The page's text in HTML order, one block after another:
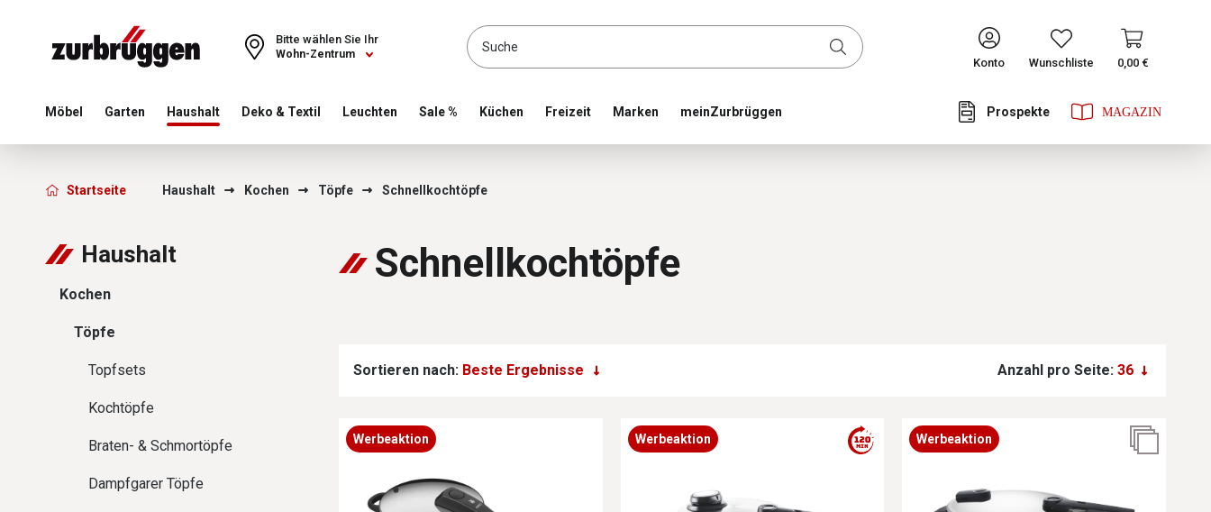
Choose a different country or region to see content for your location and shop online CONTINUE
Wohn-Zentrum
Bitte wählen Sie Ihr
Konto
Wunschliste 0,00 €
Möbel Garten Haushalt Deko & Textil Leuchten Sale % Küchen Freizeit Prospekte
Marken meinZurbrüggen
Zurbrüggen - Schnellkochtöpfe
Startseite Haushalt Kochen Töpfe Schnellkochtöpfe
Haushalt
Kochen
Töpfe
Topfsets
Kochtöpfe
Braten- & Schmortöpfe
Dampfgarer Töpfe
Schnellkochtöpfe
Sortieren nach: Anzahl pro Seite:
Werbeaktion Werbeaktion Werbeaktion